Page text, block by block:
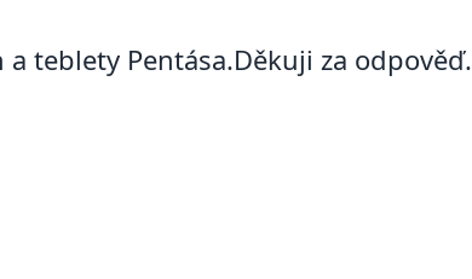
teblety Pentása.Děkuji za odpověď.